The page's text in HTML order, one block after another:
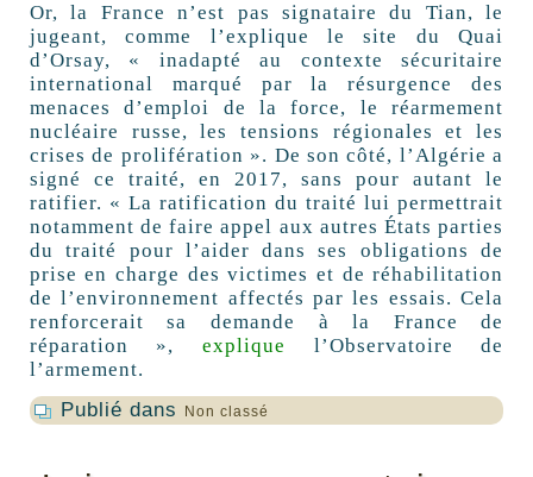
Or, la France n’est pas signataire du Tian, le
jugeant, comme l’explique le site du Quai
d’Orsay, « inadapté au contexte sécuritaire
international marqué par la résurgence des
menaces d’emploi de la force, le réarmement
nucléaire russe, les tensions régionales et les
crises de prolifération ». De son côté, l’Algérie a
signé ce traité, en 2017, sans pour autant le
ratifier. « La ratification du traité lui permettrait
notamment de faire appel aux autres États parties
du traité pour l’aider dans ses obligations de
prise en charge des victimes et de réhabilitation
de l’environnement affectés par les essais. Cela
renforcerait sa demande à la France de
réparation », explique
l’Observatoire de
l’armement.
Publié dans
Non classé